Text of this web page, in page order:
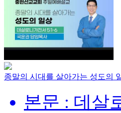
종말의 시대를 살아가는 성도의
본문 : 데살